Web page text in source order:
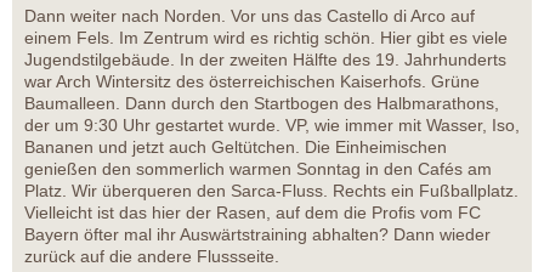
Dann weiter nach Norden. Vor uns das Castello di Arco auf
einem Fels. Im Zentrum wird es richtig schön. Hier gibt es viele
Jugendstilgebäude. In der zweiten Hälfte des 19. Jahrhunderts
war Arch Wintersitz des österreichischen Kaiserhofs. Grüne
Baumalleen. Dann durch den Startbogen des Halbmarathons,
der um 9:30 Uhr gestartet wurde. VP, wie immer mit Wasser, Iso,
Bananen und jetzt auch Geltütchen. Die Einheimischen
genießen den sommerlich warmen Sonntag in den Cafés am
Platz. Wir überqueren den Sarca-Fluss. Rechts ein Fußballplatz.
Vielleicht ist das hier der Rasen, auf dem die Profis vom FC
Bayern öfter mal ihr Auswärtstraining abhalten? Dann wieder
zurück auf die andere Flussseite.